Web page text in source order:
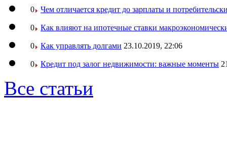
0 Чем отличается кредит до зарплаты и
0 Как влияют на ипотечные ставки
0 Как управлять долгами 23.10.2019, 22:06
0 Кредит под залог недвижимости: важные моменты
Все статьи